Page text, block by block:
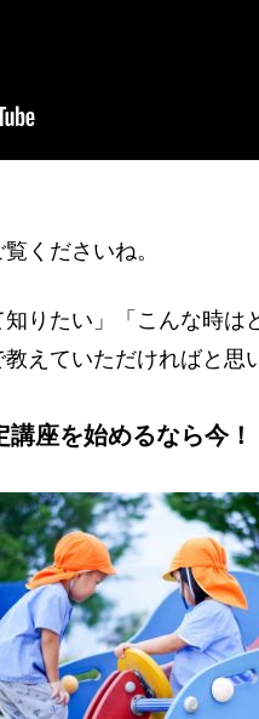
くださいね。
りたい」「こんな時
えていただければと思
座を始めるなら今！